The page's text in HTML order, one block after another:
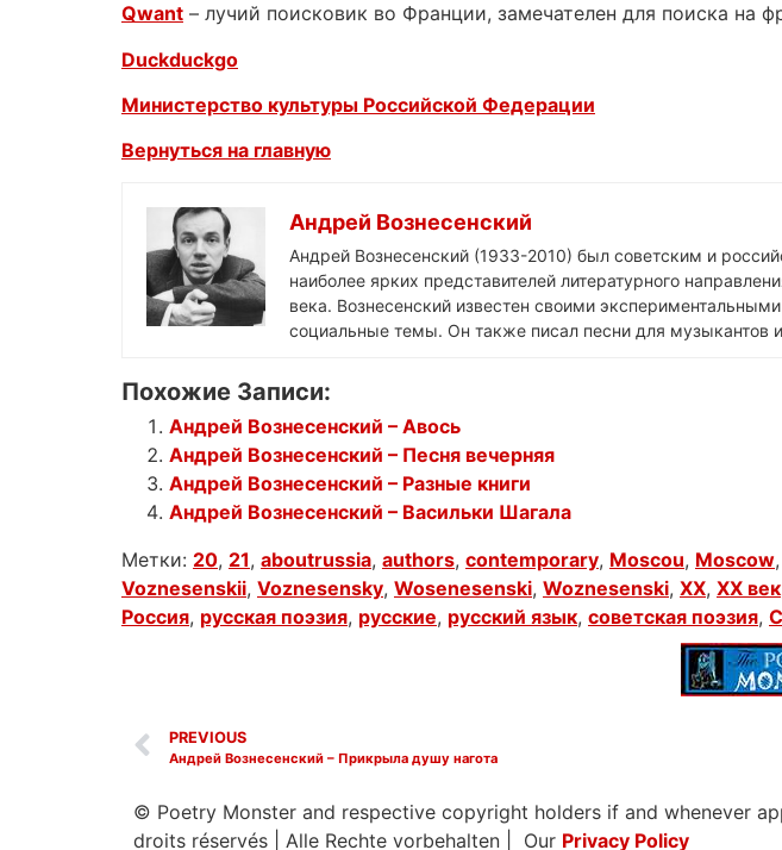
Qwant – лучий поисковик во Франции, замечателен для поиска на
Duckduckgo
Министерство культуры Российской Федерации
Вернуться на главную
Андрей Вознесенский
Андрей Вознесенский (1933-2010) был советским и
наиболее ярких представителей литературного
века. Вознесенский известен своими
социальные темы. Он также писал песни для музыкантов
Похожие Записи:
Андрей Вознесенский – Авось
Андрей Вознесенский – Песня вечерняя
Андрей Вознесенский – Разные книги
Андрей Вознесенский – Васильки Шагала
Метки: 20, 21, aboutrussia, authors, contemporary, Moscou, Moscow,
Voznesenskii, Voznesensky, Wosenesenski, Woznesenski, XX, XX век
Россия, русская поэзия, русские, русский язык, советская поэзия,
PREVIOUS
Андрей Вознесенский – Прикрыла душу нагота
© Poetry Monster and respective copyright holders if and whenever
droits réservés
Alle Rechte vorbehalten | Our Privacy Policy